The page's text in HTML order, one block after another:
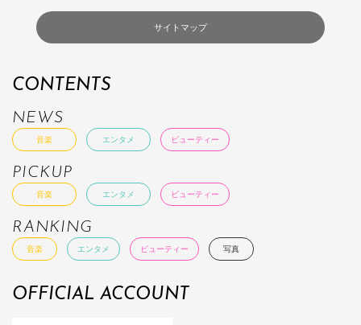
サイトマップ
CONTENTS
NEWS
音楽 エンタメ ビューティー
PICKUP
音楽 エンタメ ビューティー
RANKING
音楽 エンタメ ビューティー 写真
OFFICIAL ACCOUNT